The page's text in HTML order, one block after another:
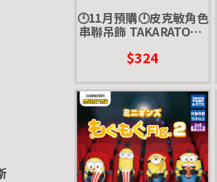
🕛11月預購🕛皮克敏角色
串聯吊飾 TAKARATOMY
$324